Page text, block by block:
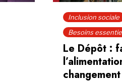
Inclusion sociale
Besoins
Le Dépôt :
changement